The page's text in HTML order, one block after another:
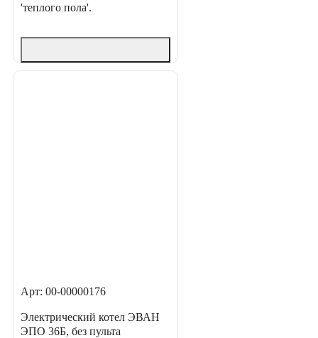
'теплого пола'.
Арт: 00-00000176
Электрический котел ЭВАН
ЭПО 36Б, без пульта